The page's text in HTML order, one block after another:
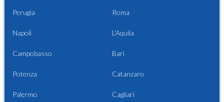
Perugia Roma
Napoli L'Aquila
Campobasso Bari
Potenza Catanzaro
Palermo Cagliari